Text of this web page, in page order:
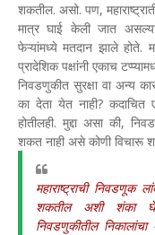
शकतील. असो. पण,
मात्र घाई केली जात
फेऱ्यांमध्ये मतदान झाले होते.
प्रादेशिक पक्षांनी एकाच
निवडणुकीत सुरक्षा वा अन्य
का देता येत नाही? कदाचित
होतीलही. मुद्दा असा की,
शकत नाही असे कोणी विचारू
महाराष्ट्राची निवडणूक
शकतील अशी शंका
निवडणुकीतील